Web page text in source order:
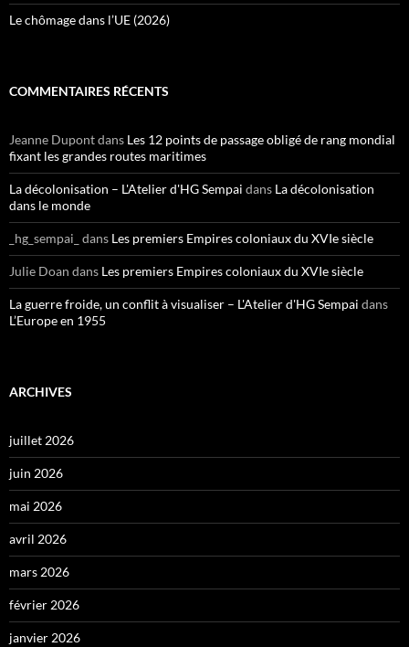
Le chômage dans l’UE (2026)
COMMENTAIRES RÉCENTS
Jeanne Dupontdans Les 12 points de passage obligé de rang mondial
fixant les grandes routes maritimes
La décolonisation – L'Atelier d'HG Sempai dans La décolonisation
dans le monde
_hg_sempai_ dans Les premiers Empires coloniaux du XVIe siècle
Julie Doan dans Les premiers Empires coloniaux du XVIe siècle
La guerre froide, un conflit à visualiser – L'Atelier d'HG Sempai dans
L’Europe en 1955
ARCHIVES
juillet 2026
juin 2026
mai 2026
avril 2026
mars 2026
février 2026
janvier 2026